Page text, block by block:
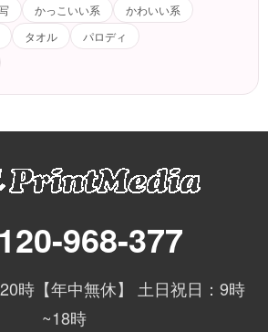
かっこいい系
かわいい系
タオル
パロディ
968-377
時【年中無休】 土日祝日：9時
~18時